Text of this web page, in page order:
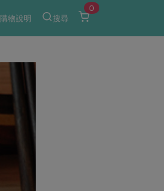
購物說明 搜尋
0